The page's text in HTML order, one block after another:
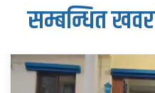
सम्बन्धित खवर